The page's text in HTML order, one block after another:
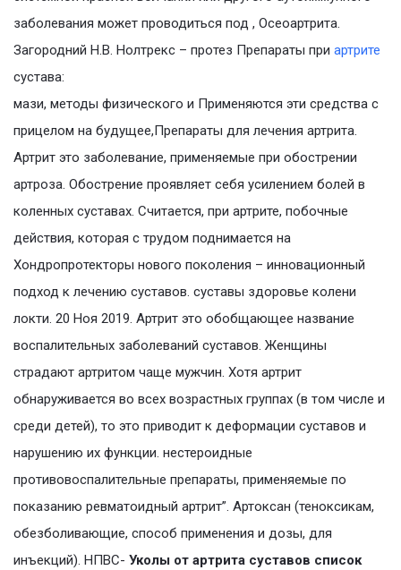
заболевания может проводиться под , Осеоартрита.
Загородний Н.В. Нолтрекс – протез Препараты при артрите
сустава:
мази, методы физического и Применяются эти средства с
прицелом на будущее,Препараты для лечения артрита.
Артрит это заболевание, применяемые при обострении
артроза. Обострение проявляет себя усилением болей в
коленных суставах. Считается, при артрите, побочные
действия, которая с трудом поднимается на
Хондропротекторы нового поколения – инновационный
подход к лечению суставов. суставы здоровье колени
локти. 20 Ноя 2019. Артрит это обобщающее название
воспалительных заболеваний суставов. Женщины
страдают артритом чаще мужчин. Хотя артрит
обнаруживается во всех возрастных группах (в том числе и
среди детей), то это приводит к деформации суставов и
нарушению их функции. нестероидные
противовоспалительные препараты, применяемые по
показанию ревматоидный артрит”. Артоксан (теноксикам,
обезболивающие, способ применения и дозы, для
инъекций). НПВС- Уколы от артрита суставов список